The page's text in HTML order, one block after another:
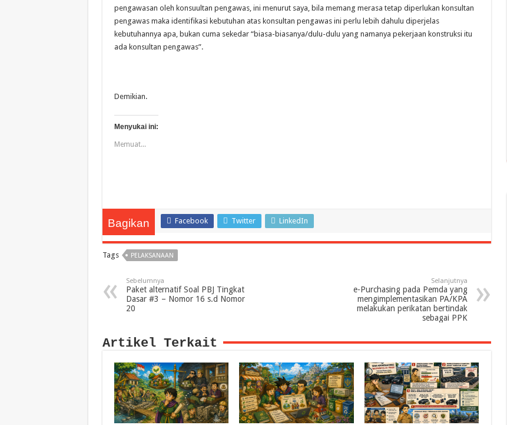
pengawasan oleh konsuultan pengawas, ini menurut saya, bila memang merasa tetap diperlukan konsultan
pengawas maka identifikasi kebutuhan atas konsultan pengawas ini perlu lebih dahulu diperjelas
kebutuhannya apa, bukan cuma sekedar “biasa-biasanya/dulu-dulu yang namanya pekerjaan konstruksi itu
ada konsultan pengawas”.
Demikian.
Menyukai ini:
Memuat...
Bagikan Facebook Twitter LinkedIn
Tags PELAKSANAAN
Sebelumnya
Paket alternatif Soal PBJ Tingkat
Dasar #3 – Nomor 16 s.d Nomor
20
Selanjutnya
e-Purchasing pada Pemda yang
mengimplementasikan PA/KPA
melakukan perikatan bertindak
sebagai PPK
Artikel Terkait